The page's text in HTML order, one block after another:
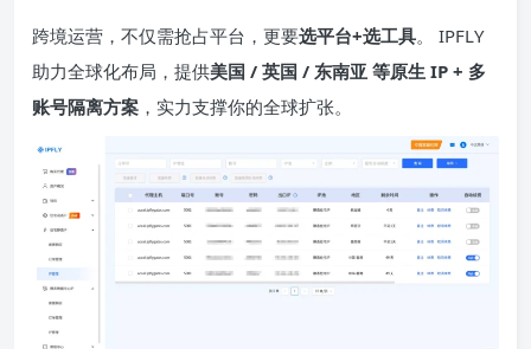
跨境运营，不仅需抢占平台，更要选平台+选工具。 IPFLY
助力全球化布局，提供美国 / 英国 / 东南亚 等原生 IP + 多
账号隔离方案 ，实力支撑你的全球扩张。